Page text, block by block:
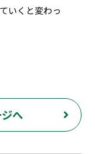
いくと変わっ
へ